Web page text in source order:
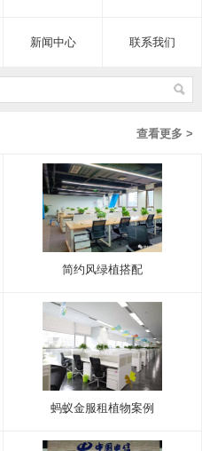
新闻中心 联系我们
查看更多 >
简约风绿植搭配
蚂蚁金服租植物案例